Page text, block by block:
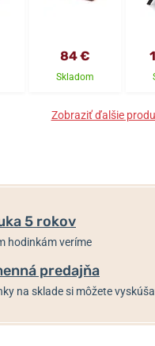
84 €
Skladom
Zobraziť ďalšie
5 rokov
hodinkám veríme
predajňa
na sklade si môžete